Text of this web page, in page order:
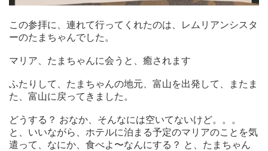
この参拝に、連れて行ってくれたのは、レムリアンシスタ
ーのたまちゃんでした。
マリア、たまちゃんに会うと、癒されます
ふたりして、たまちゃんの地元、富山を出発して、またま
た、富山に戻ってきました。
どうする？ おなか、そんなには空いてないけど。。。
と、いいながら、ホテルに泊まる予定のマリアのことを気
遣って、なにか、食べよ〜なんにする？ と、たまちゃん